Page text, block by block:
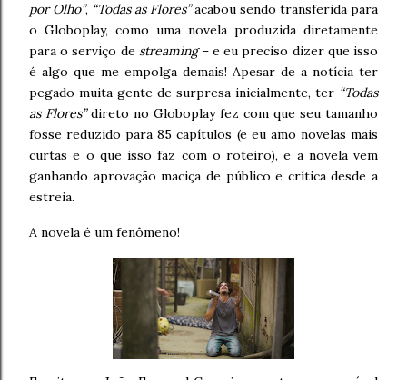
por Olho”, “Todas as Flores”acabou sendo transferida para
o Globoplay, como uma novela produzida diretamente
para o serviço de streaming– e eu preciso dizer que isso
é algo que me empolga demais! Apesar de a notícia ter
pegado muita gente de surpresa inicialmente, ter “Todas
as Flores”direto no Globoplay fez com que seu tamanho
fosse reduzido para 85 capítulos (e eu amo novelas mais
curtas e o que isso faz com o roteiro), e a novela vem
ganhando aprovação maciça de público e crítica desde a
estreia.
A novela é um fenômeno!